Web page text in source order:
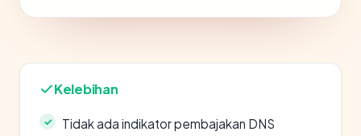
Kelebihan
Tidak ada indikator pembajakan DNS